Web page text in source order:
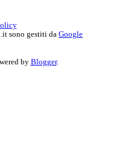
sono gestiti da Google
by Blogger.